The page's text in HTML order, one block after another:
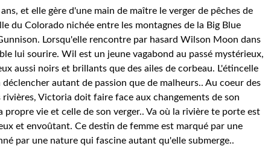
et elle gère d'une main de maître le verger de pêches de
du Colorado nichée entre les montagnes de la Big Blue
Lorsqu'elle rencontre par hasard Wilson Moon dans
lui sourire. Wil est un jeune vagabond au passé mystérieux,
aussi noirs et brillants que des ailes de corbeau. L'étincelle
autant de passion que de malheurs.. Au coeur des
rivières, Victoria doit faire face aux changements de son
propre vie et celle de son verger.. Va où la rivière te porte est
et envoûtant. Ce destin de femme est marqué par une
par une nature qui fascine autant qu'elle submerge..